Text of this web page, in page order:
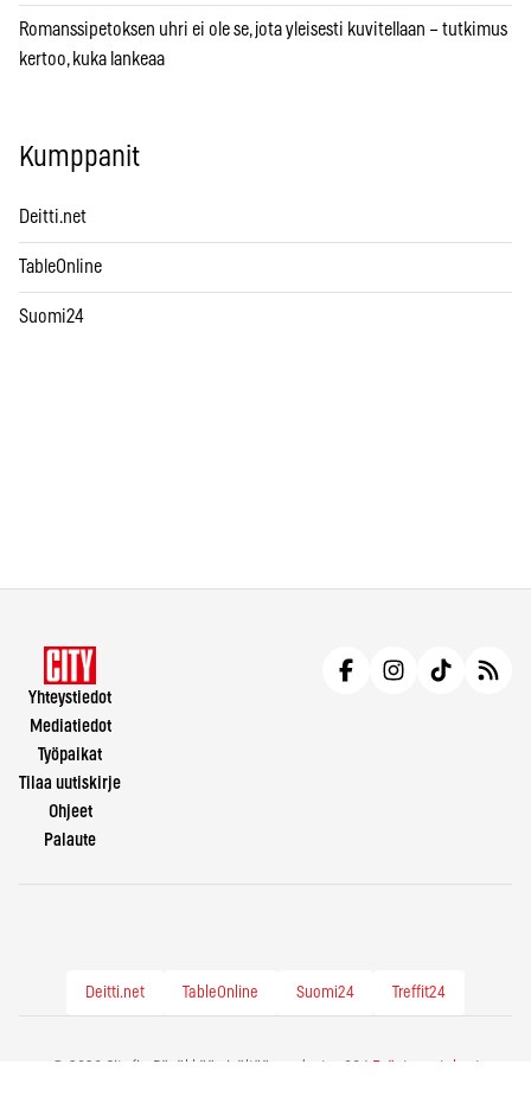
Romanssipetoksen uhri ei ole se, jota yleisesti kuvitellaan – tutkimus
kertoo, kuka lankeaa
Kumppanit
Deitti.net
TableOnline
Suomi24
Yhteystiedot
Mediatiedot
Työpaikat
Tilaa uutiskirje
Ohjeet
Palaute
Deitti.net TableOnline Suomi24 Treffit24